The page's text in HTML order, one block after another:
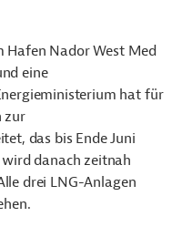
Hafen Nador West Med
eine
hat für
zur
das bis Ende Juni
danach zeitnah
drei LNG-Anlagen